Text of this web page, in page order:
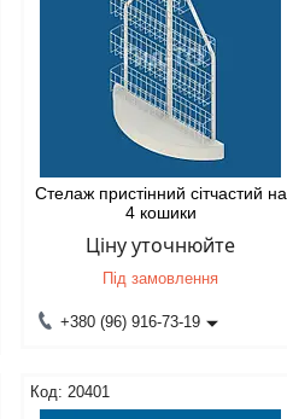
Стелаж пристінний сітчастий на
4 кошики
Ціну уточнюйте
Під замовлення
+380 (96) 916-73-19
20401